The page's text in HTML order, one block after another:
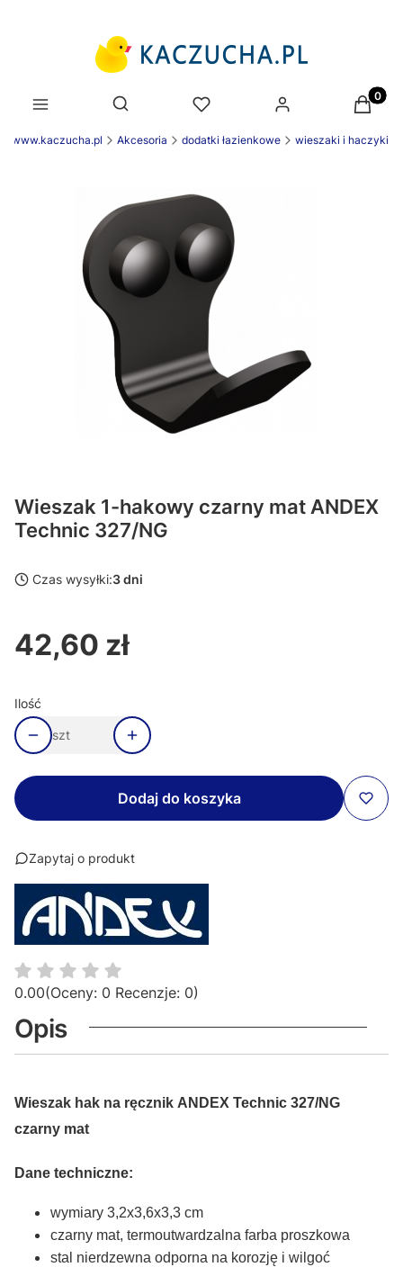
Otwórz wyszukiwarkę
www.kaczucha.pl Akcesoria dodatki łazienkowe wieszaki i haczyki
Wieszak 1-hakowy czarny mat ANDEX
Technic 327/NG
Czas wysyłki:3 dni
Cena
42,60 zł
Ilość
szt
Dodaj do koszyka
Zapytaj o produkt
0.00(Oceny: 0 Recenzje: 0)
Opis
Wieszak hak na ręcznik ANDEX Technic 327/NG
czarny mat
Dane techniczne:
wymiary 3,2x3,6x3,3 cm
czarny mat, termoutwardzalna farba proszkowa
stal nierdzewna odporna na korozję i wilgoć